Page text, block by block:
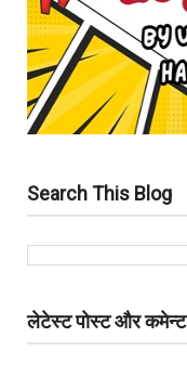
Search This Blog
लेटेस्ट पोस्ट और कमेन्ट